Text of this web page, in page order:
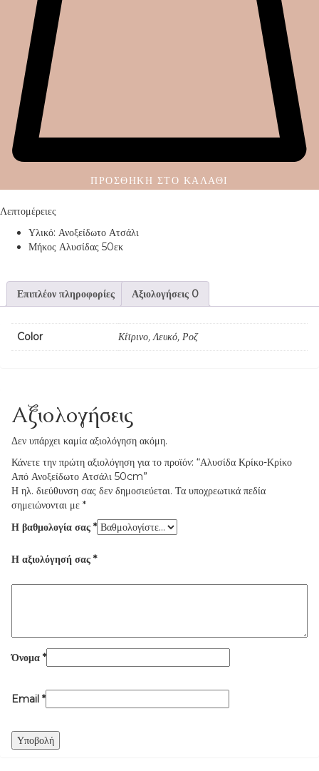
Λεπτομέρειες
Υλικό: Ανοξείδωτο Ατσάλι
Μήκος Αλυσίδας 50εκ
ΠΡΟΣΘΉΚΗ ΣΤΟ ΚΑΛΆΘΙ
Επιπλέον πληροφορίες Αξιολογήσεις 0
Color Κίτρινο, Λευκό, Ροζ
Αξιολογήσεις
Δεν υπάρχει καμία αξιολόγηση ακόμη.
Κάνετε την πρώτη αξιολόγηση για το προϊόν: “Αλυσίδα Κρίκο-Κρίκο
Από Ανοξείδωτο Ατσάλι 50cm”
Η ηλ. διεύθυνση σας δεν δημοσιεύεται. Τα υποχρεωτικά πεδία
σημειώνονται με *
Η βαθμολογία σας *
Η αξιολόγησή σας *
Όνομα *
Email *